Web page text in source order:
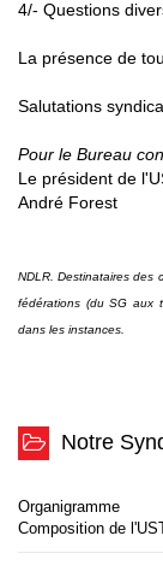
4/- Questions
La présence de
Salutations
Pour le Bureau
Le président de
André Forest
NDLR. Destinataires des
fédérations (du SG aux
dans les instances.
Notre
Organigramme
Composition de